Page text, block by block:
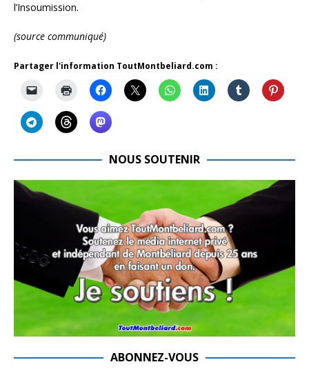
l’Insoumission.
(source communiqué)
Partager l'information ToutMontbeliard.com :
NOUS SOUTENIR
ABONNEZ-VOUS